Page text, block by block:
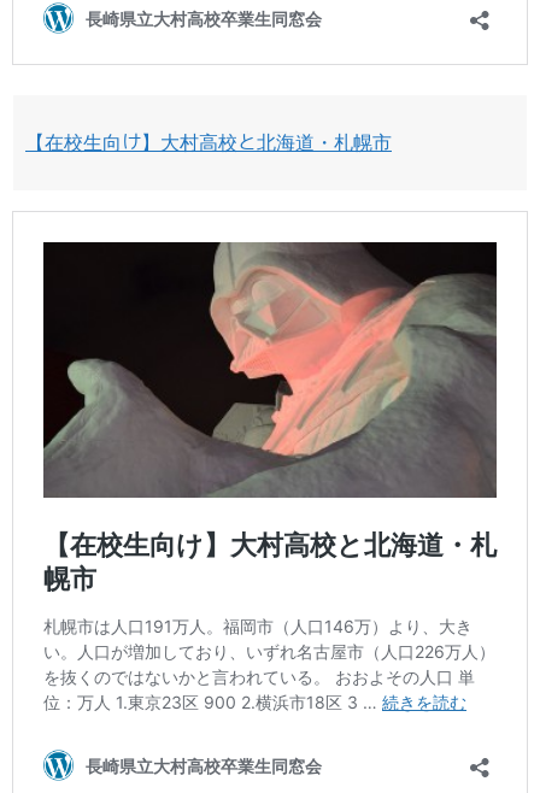
【在校生向け】大村高校と北海道・札幌市